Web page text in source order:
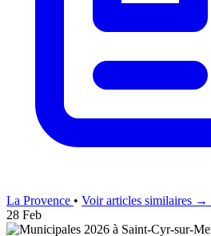
La Provence • Voir articles similaires →
28 Feb